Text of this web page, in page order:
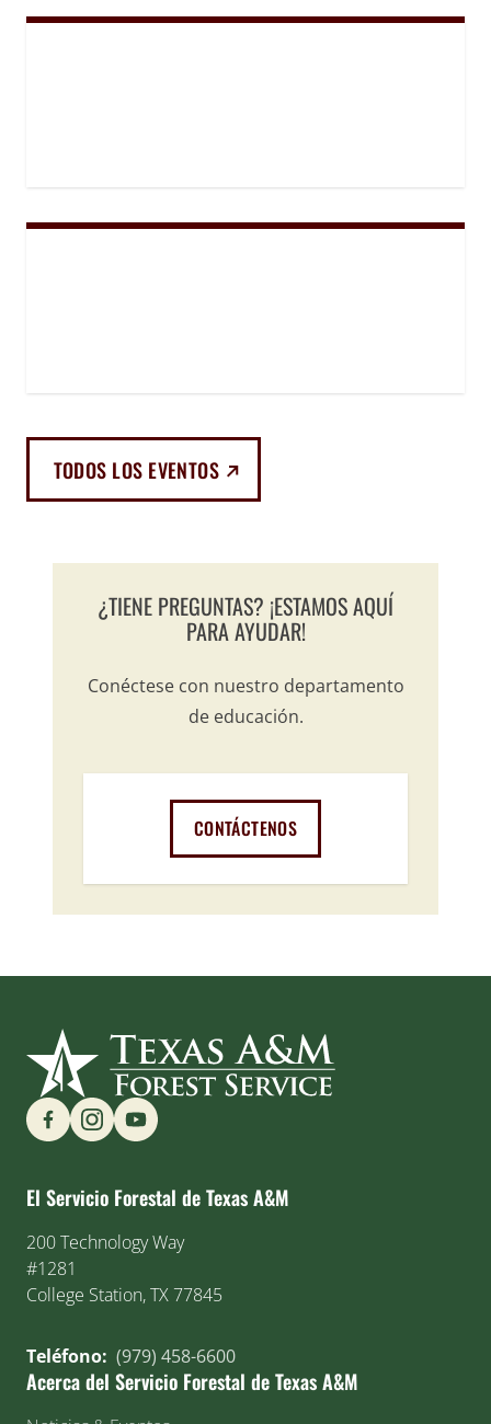
TODOS LOS EVENTOS(EXTERNAL LINK)
¿TIENE PREGUNTAS? ¡ESTAMOS AQUÍ
PARA AYUDAR!
Conéctese con nuestro departamento
de educación.
CONTÁCTENOS
Find us on Social Media
El Servicio Forestal de Texas A&M
200 Technology Way
#1281
College Station, TX 77845
Teléfono: (979) 458-6600
Acerca del Servicio Forestal de Texas A&M